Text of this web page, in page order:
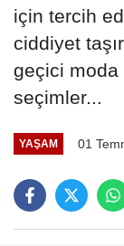
için tercih
ciddiyet
geçici moda
seçimler...
YAŞAM 01